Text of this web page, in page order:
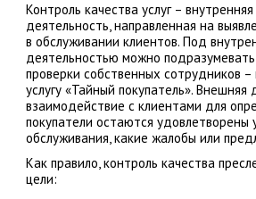
Контроль качества услуг –
деятельность, направленная на
в обслуживании клиентов. Под
деятельностью можно
проверки собственных сотрудников –
услугу «Тайный покупатель». Внешняя
взаимодействие с клиентами для
покупатели остаются удовлетворены
обслуживания, какие жалобы или
Как правило, контроль качества
цели: